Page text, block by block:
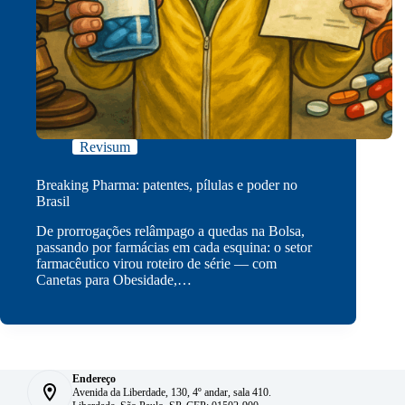
Revisum
Breaking Pharma: patentes, pílulas e poder no
Brasil
De prorrogações relâmpago a quedas na Bolsa,
passando por farmácias em cada esquina: o setor
farmacêutico virou roteiro de série — com
Canetas para Obesidade,…
Endereço
Avenida da Liberdade, 130, 4º andar, sala 410.